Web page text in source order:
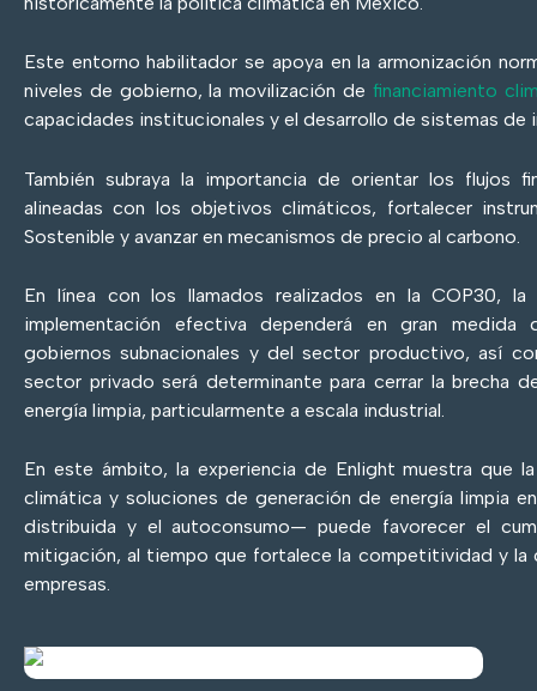
Este entorno habilitador se apoya en la armonización
niveles de gobierno, la movilización de financiamiento
capacidades institucionales y el desarrollo de sistemas de
También subraya la importancia de orientar los flujos
alineadas con los objetivos climáticos, fortalecer
Sostenible y avanzar en mecanismos de precio al carbono.
En línea con los llamados realizados en la COP30,
implementación efectiva dependerá en gran
gobiernos subnacionales y del sector productivo, así
sector privado será determinante para cerrar la brecha
energía limpia, particularmente a escala industrial.
En este ámbito, la experiencia de Enlight muestra que
climática y soluciones de generación de energía limpia
distribuida y el autoconsumo— puede favorecer el
mitigación, al tiempo que fortalece la competitividad y la
empresas.